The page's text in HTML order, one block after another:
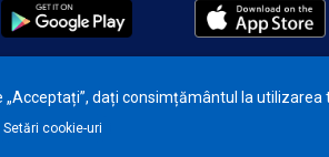
dați consimțământul la utilizarea
Setări cookie-uri